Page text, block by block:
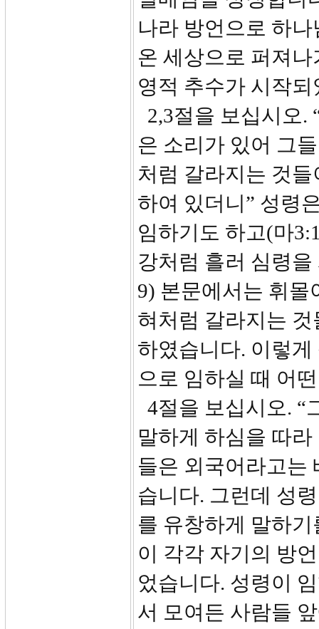
나라 방언으로 하
온 세상으로 퍼져
영적 추수가 시작
2,3절을 보십시오.
은 소리가 있어 그
처럼 갈라지는 것
하여 있더니” 성령
임하기도 하고(마
강처럼 흘러 심령
9) 본문에서는 휘몰
혀처럼 갈라지는
하였습니다. 이렇
으로 임하실 때 어
4절을 보십시오. “
말하게 하심을 따
들은 외국어라고는
습니다. 그런데 성
를 유창하게 말하
이 각각 자기의 방
었습니다. 성령이
서 모여든 사람들